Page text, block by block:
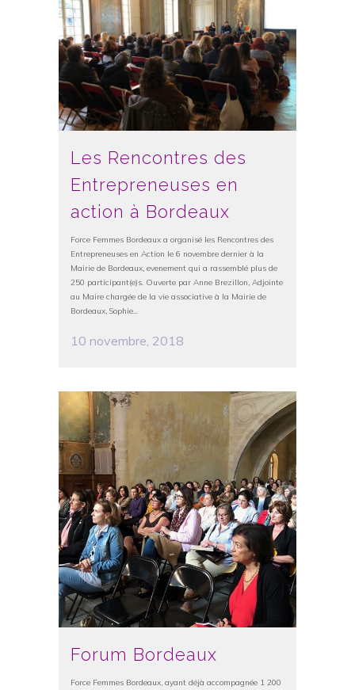
Les Rencontres des
Entrepreneuses en
action à Bordeaux
Force Femmes Bordeaux a organisé les Rencontres des
Entrepreneuses en Action le 6 novembre dernier à la
Mairie de Bordeaux, evenement qui a rassemblé plus de
250 participant(e)s. Ouverte par Anne Brezillon, Adjointe
au Maire chargée de la vie associative à la Mairie de
Bordeaux, Sophie...
10 novembre, 2018
Forum Bordeaux
Force Femmes Bordeaux, ayant déjà accompagnée 1 200